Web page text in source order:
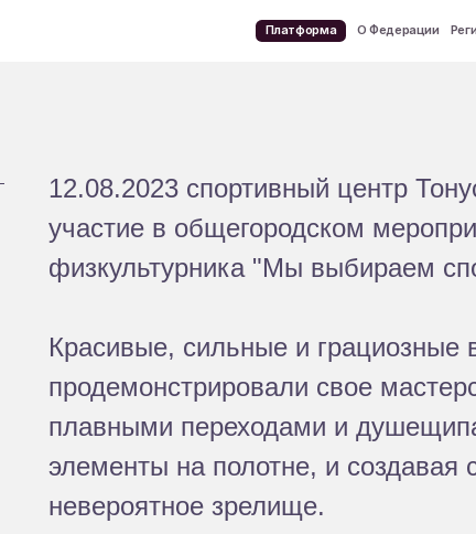
Документы Обучение Соревнования
12.08.2023 спортивный центр
участие в общегородском
физкультурника "Мы выбираем
Красивые, сильные и грациозные
продемонстрировали свое
плавными переходами и
элементы на полотне, и создавая
невероятное зрелище.